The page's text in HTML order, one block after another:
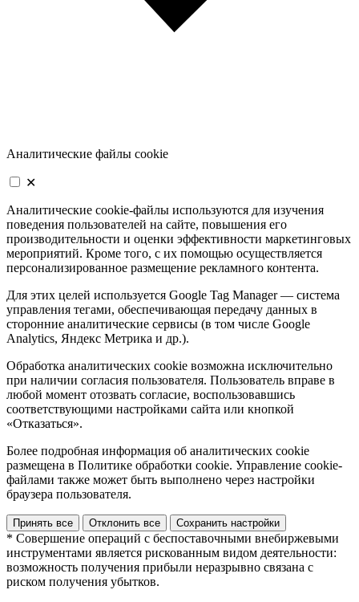
Аналитические файлы cookie
✕
Аналитические cookie-файлы используются для изучения
поведения пользователей на сайте, повышения его
производительности и оценки эффективности маркетинговых
мероприятий. Кроме того, с их помощью осуществляется
персонализированное размещение рекламного контента.
Для этих целей используется Google Tag Manager — система
управления тегами, обеспечивающая передачу данных в
сторонние аналитические сервисы (в том числе Google
Analytics, Яндекс Метрика и др.).
Обработка аналитических cookie возможна исключительно
при наличии согласия пользователя. Пользователь вправе в
любой момент отозвать согласие, воспользовавшись
соответствующими настройками сайта или кнопкой
«Отказаться».
Более подробная информация об аналитических cookie
размещена в Политике обработки cookie. Управление cookie-
файлами также может быть выполнено через настройки
браузера пользователя.
Принять все Отклонить все Сохранить настройки
* Совершение операций с беспоставочными внебиржевыми
инструментами является рискованным видом деятельности:
возможность получения прибыли неразрывно связана с
риском получения убытков.